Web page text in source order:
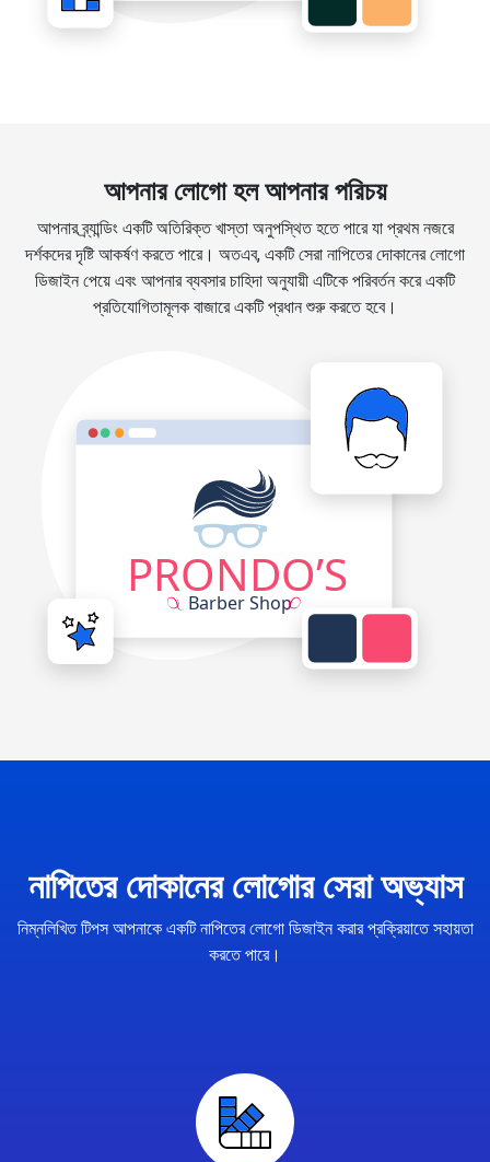
আপনার লোগো হল আপনার পরিচয়
আপনার ব্র্যান্ডিং একটি অতিরিক্ত খাস্তা অনুপস্থিত হতে পারে যা প্রথম নজরে
দর্শকদের দৃষ্টি আকর্ষণ করতে পারে। অতএব, একটি সেরা নাপিতের দোকানের লোগো
ডিজাইন পেয়ে এবং আপনার ব্যবসার চাহিদা অনুযায়ী এটিকে পরিবর্তন করে একটি
প্রতিযোগিতামূলক বাজারে একটি প্রধান শুরু করতে হবে।
নাপিতের দোকানের লোগোর সেরা অভ্যাস
নিম্নলিখিত টিপস আপনাকে একটি নাপিতের লোগো ডিজাইন করার প্রক্রিয়াতে সহায়তা
করতে পারে।